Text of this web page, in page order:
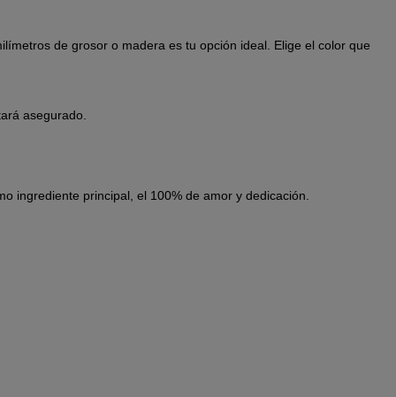
de grosor o madera es tu opción ideal. Elige el color que
asegurado.
ingrediente principal, el 100% de amor y dedicación.